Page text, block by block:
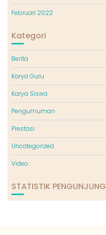
Februari 2022
Kategori
Berita
Karya Guru
Karya Siswa
Pengumuman
Prestasi
Uncategorized
Video
STATISTIK PENGUNJUNG